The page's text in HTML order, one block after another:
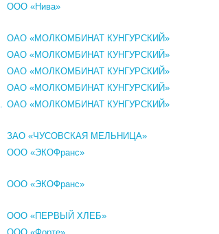
ООО «Нива»
ОАО «МОЛКОМБИНАТ КУНГУРСКИЙ»
ОАО «МОЛКОМБИНАТ КУНГУРСКИЙ»
ОАО «МОЛКОМБИНАТ КУНГУРСКИЙ»
ОАО «МОЛКОМБИНАТ КУНГУРСКИЙ»
ОАО «МОЛКОМБИНАТ КУНГУРСКИЙ»
ЗАО «ЧУСОВСКАЯ МЕЛЬНИЦА»
ООО «ЭКОФранс»
ООО «ЭКОФранс»
ООО «ПЕРВЫЙ ХЛЕБ»